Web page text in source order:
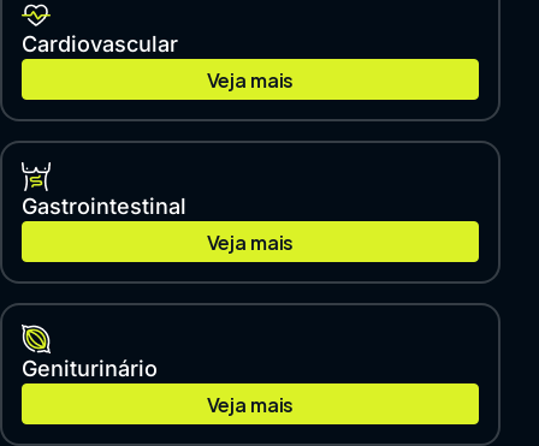
Cardiovascular
Veja mais
Gastrointestinal
Veja mais
Geniturinário
Veja mais